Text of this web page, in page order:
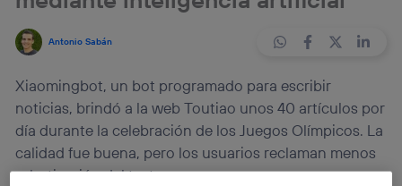
Antonio Sabán
Xiaomingbot, un bot programado para escribir
noticias, brindó a la web Toutiao unos 40 artículos por
día durante la celebración de los Juegos Olímpicos. La
calidad fue buena, pero los usuarios reclaman menos
robotización del texto.